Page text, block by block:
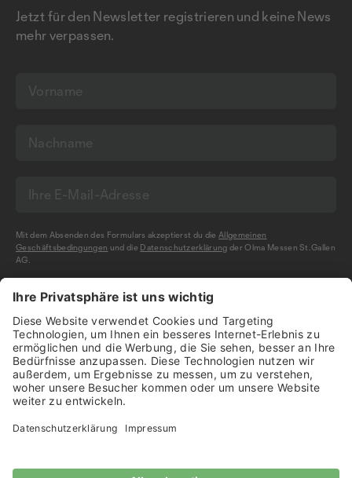
Jetzt für den Newsletter registrieren und keine News
mehr verpassen.
Mit dem Absenden des Formulars akzeptierst du dieAllgemeinen
Geschäftsbedingungen und die Datenschutzerklärung der Olma Messen St.Gallen
AG.
NEWSLETTER BESTELLEN